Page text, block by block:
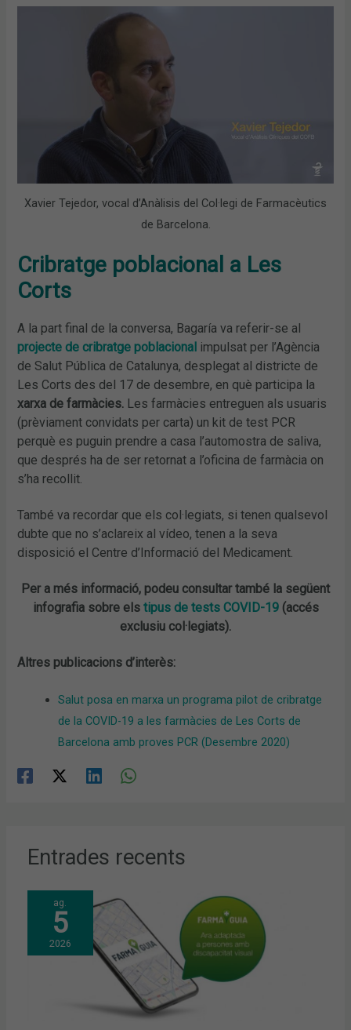
Xavier Tejedor, vocal d’Anàlisis del Col·legi de Farmacèutics
de Barcelona.
Cribratge poblacional a Les
Corts
A la part final de la conversa, Bagaría va referir-se al
projecte de cribratge poblacional impulsat per l’Agència
de Salut Pública de Catalunya, desplegat al districte de
Les Corts des del 17 de desembre, en què participa la
xarxa de farmàcies. Les farmàcies entreguen als usuaris
(prèviament convidats per carta) un kit de test PCR
perquè es puguin prendre a casa l’automostra de saliva,
que després ha de ser retornat a l’oficina de farmàcia on
s’ha recollit.
També va recordar que els col·legiats, si tenen qualsevol
dubte que no s’aclareix al vídeo, tenen a la seva
disposició el Centre d’Informació del Medicament.
Per a més informació, podeu consultar també la següent
infografia sobre elstipus de tests COVID-19(accés
exclusiu col·legiats).
Altres publicacions d’interès:
Salut posa en marxa un programa pilot de cribratge
de la COVID-19 a les farmàcies de Les Corts de
Barcelona amb proves PCR (Desembre 2020)
Entrades recents
ag.
5
2026